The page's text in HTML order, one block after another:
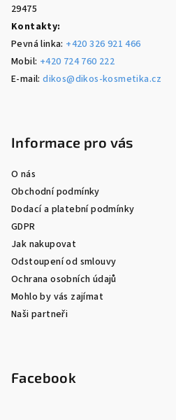
29475
Kontakty:
Pevná linka: +420 326 921 466
Mobil: +420 724 760 222
E-mail:dikos@dikos-kosmetika.cz
Informace pro vás
O nás
Obchodní podmínky
Dodací a platební podmínky
GDPR
Jak nakupovat
Odstoupení od smlouvy
Ochrana osobních údajů
Mohlo by vás zajímat
Naši partneři
Facebook